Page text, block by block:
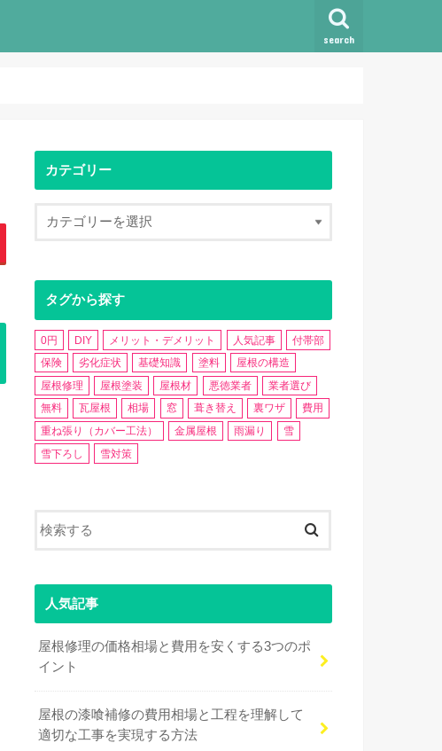
search
カテゴリー
タグから探す
0円 DIY メリット・デメリット 人気記事
付帯部
保険
劣化症状 基礎知識 塗料
屋根の構造
屋根修理
屋根塗装 屋根材 悪徳業者
業者選び
無料
瓦屋根 相場 窓 葺き替え 裏ワザ
費用
重ね張り（カバー工法）
金属屋根 雨漏り
雪
雪下ろし
雪対策
人気記事
屋根修理の価格相場と費用を安くする3つのポ
イント
屋根の漆喰補修の費用相場と工程を理解して
適切な工事を実現する方法